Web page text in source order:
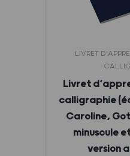
LIVRET
Livret
calligraphie
Caroline,
minuscule
version